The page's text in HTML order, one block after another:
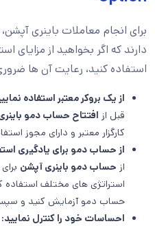
برای انجام معاملات باینری
دارند که اگر بخواهید از مزایای
استفاده کنید، رعایت آن ها
از یک بروکر معتبر استفاده
قبل از افتتاح حساب دمو
کارگزار معتبر و دارای مجوز
از حساب دمو برای یادگیری
از حساب دمو باینری آپشن
استراتژی های مختلف استفاده
حساب دمو آزمایش کنید و سپس
احساسات خود را کنترل نمایید: